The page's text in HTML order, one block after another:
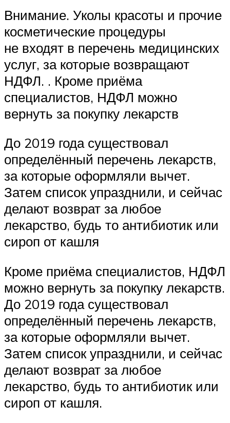
Внимание. Уколы красоты и прочие
косметические процедуры
не входят в перечень медицинских
услуг, за которые возвращают
НДФЛ. . Кроме приёма
специалистов, НДФЛ можно
вернуть за покупку лекарств
До 2019 года существовал
определённый перечень лекарств,
за которые оформляли вычет.
Затем список упразднили, и сейчас
делают возврат за любое
лекарство, будь то антибиотик или
сироп от кашля
Кроме приёма специалистов, НДФЛ
можно вернуть за покупку лекарств.
До 2019 года существовал
определённый перечень лекарств,
за которые оформляли вычет.
Затем список упразднили, и сейчас
делают возврат за любое
лекарство, будь то антибиотик или
сироп от кашля.